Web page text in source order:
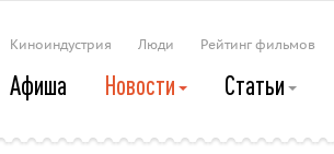
Киноиндустрия Люди Рейтинг фильмов
Афиша Новости Статьи